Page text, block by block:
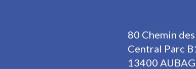
80 Chemin
Central Parc
13400